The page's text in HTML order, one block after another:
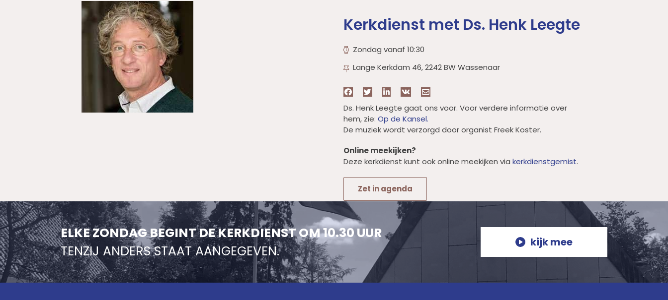
Kerkdienst met Ds. Henk Leegte
Zondag vanaf 10:30
Lange Kerkdam 46, 2242 BW Wassenaar
Ds. Henk Leegte gaat ons voor. Voor verdere informatie over
hem, zie: Op de Kansel.
De muziek wordt verzorgd door organist Freek Koster.
Online meekijken?
Deze kerkdienst kunt ook online meekijken via kerkdienstgemist.
Zet in agenda
ELKE ZONDAG BEGINT DE KERKDIENST OM 10.30 UUR
TENZIJ ANDERS STAAT AANGEGEVEN.
kijk mee